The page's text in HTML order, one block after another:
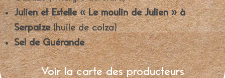
Julien et Estelle « Le moulin de Julien » à
Serpaize(huile de colza)
Sel de Guérande
Voir la carte des producteurs